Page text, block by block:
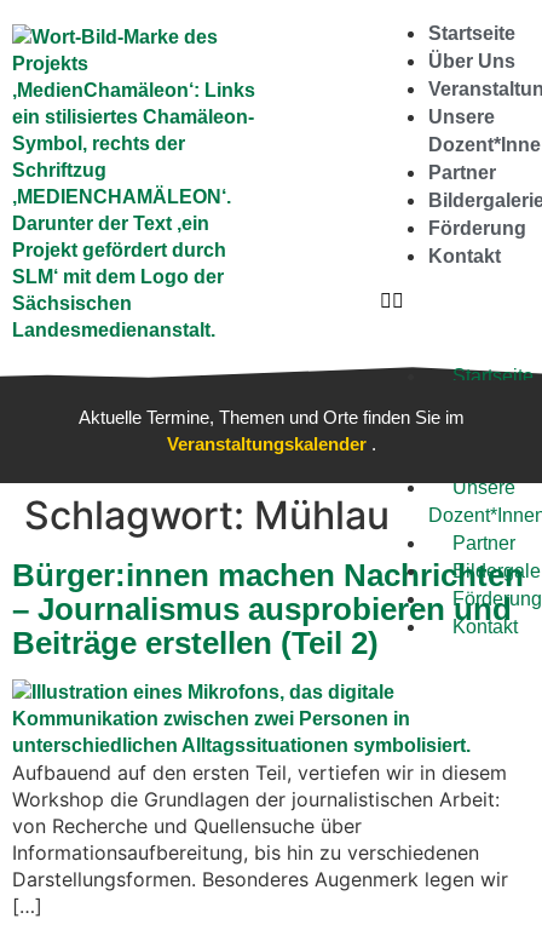
springen
Startseite
Über Uns
Unsere
Partner
Förderung
Kontakt
Startseite
Unsere
Partner
Förderung
Kontakt
Aktuelle Termine, Themen und Orte finden Sie im
Veranstaltungskalender .
Schlagwort: Mühlau
Bürger:innen machen Nachrichten
– Journalismus ausprobieren und
Beiträge erstellen (Teil 2)
Aufbauend auf den ersten Teil, vertiefen wir in diesem
Workshop die Grundlagen der journalistischen Arbeit:
von Recherche und Quellensuche über
Informationsaufbereitung, bis hin zu verschiedenen
Darstellungsformen. Besonderes Augenmerk legen wir
[…]